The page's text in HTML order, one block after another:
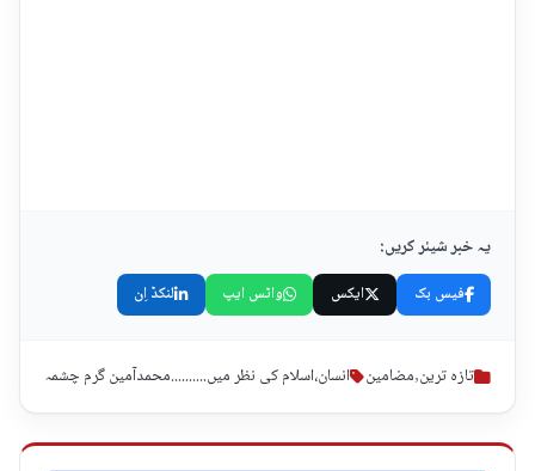
یہ خبر شیئر کریں:
فیس بک ایکس واٹس ایپ لنکڈ اِن
تازہ ترین,مضامین انسان،اسلام کی نظر میں..........محمدآمین گرم چشمہ